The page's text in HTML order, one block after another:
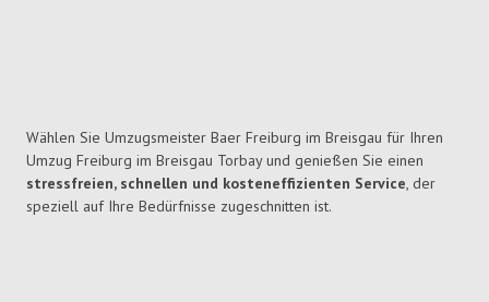
Wählen Sie Umzugsmeister Baer Freiburg im Breisgau für Ihren
Umzug Freiburg im Breisgau Torbay und genießen Sie einen
stressfreien, schnellen und kosteneffizienten Service, der
speziell auf Ihre Bedürfnisse zugeschnitten ist.